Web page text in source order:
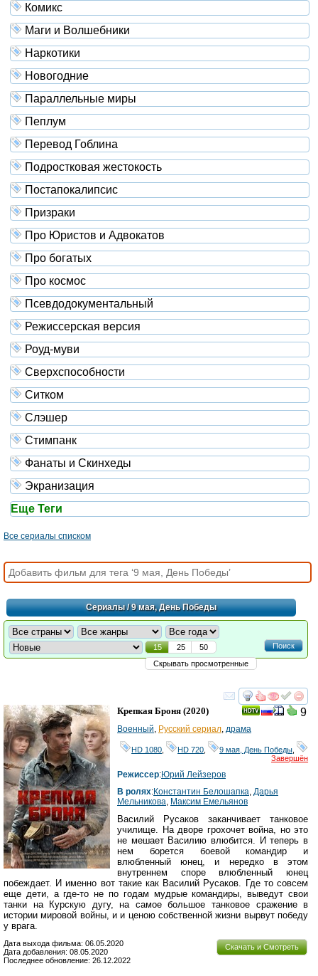
Комикс
Маги и Волшебники
Наркотики
Новогодние
Параллельные миры
Пеплум
Перевод Гоблина
Подростковая жестокость
Постапокалипсис
Призраки
Про Юристов и Адвокатов
Про богатых
Про космос
Псевдодокументальный
Режиссерская версия
Роуд-муви
Сверхспособности
Ситком
Слэшер
Стимпанк
Фанаты и Скинхеды
Экранизация
Еще Теги
Все сериалы списком
Сериалы/ 9 мая, День Победы
Поиск
15 25
50
Скрывать просмотренные
смотреть
9
Крепкая Броня (2020)
Военный, Русский сериал, драма
HD 1080 HD 720 9 мая, День Победы
Завершён
Режиссер:Юрий Лейзеров
В ролях:Константин Белошапка, Дарья
Мельникова, Максим Емельянов
Василий Русаков заканчивает танковое
училище. На дворе грохочет война, но это
не мешает Василию влюбится. И теперь в
нем борется боевой командир и
влюбленный юнец, и нередко в этом
внутреннем споре влюбленный юнец
побеждает. И именно вот такие как Василий Русаков. Где то совсем
еще дети, а где-то не по годам мудрые командиры, выведут свои
танки на Курскую дугу, на самое большое танковое сражение в
истории мировой войны, и и ценою собственной жизни вырвут победу
у врага.
Скачать и Смотреть
Дата выхода фильма: 06.05.2020
Дата добавления: 08.05.2020
Последнее обновление: 26.12.2022